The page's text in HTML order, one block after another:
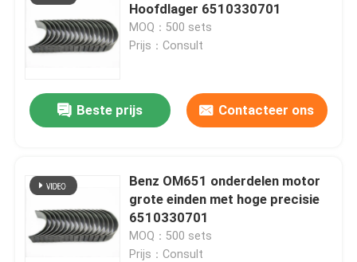
Producten
video's
Hoofdlager 6510330701
MOQ：500 sets
Prijs：Consult
Beste prijs Contacteer ons
Benz OM651 onderdelen motor
grote einden met hoge precisie
6510330701
MOQ：500 sets
Prijs：Consult